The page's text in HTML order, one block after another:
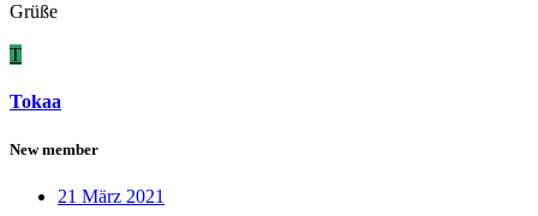
Grüße
T
Tokaa
New member
21 März 2021